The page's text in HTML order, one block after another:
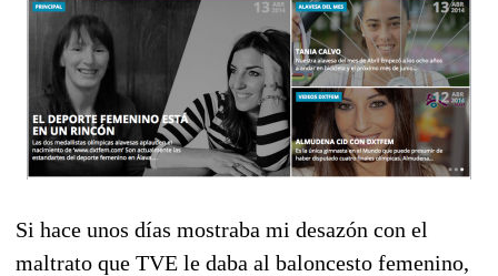
Si hace unos días mostraba mi desazón con el
maltrato que TVE le daba al baloncesto femenino,